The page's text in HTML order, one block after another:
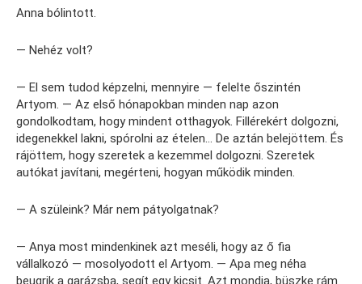
Anna bólintott.
— Nehéz volt?
— El sem tudod képzelni, mennyire — felelte őszintén
Artyom. — Az első hónapokban minden nap azon
gondolkodtam, hogy mindent otthagyok. Fillérekért dolgozni,
idegenekkel lakni, spórolni az ételen… De aztán belejöttem. És
rájöttem, hogy szeretek a kezemmel dolgozni. Szeretek
autókat javítani, megérteni, hogyan működik minden.
— A szüleink? Már nem pátyolgatnak?
— Anya most mindenkinek azt meséli, hogy az ő fia
vállalkozó — mosolyodott el Artyom. — Apa meg néha
beugrik a garázsba, segít egy kicsit. Azt mondja, büszke rám.